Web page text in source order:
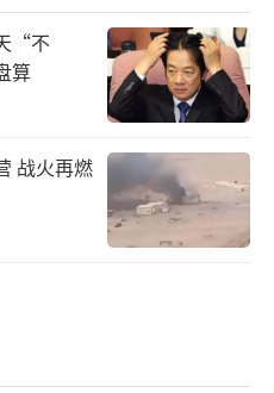
“不
算
战火再燃